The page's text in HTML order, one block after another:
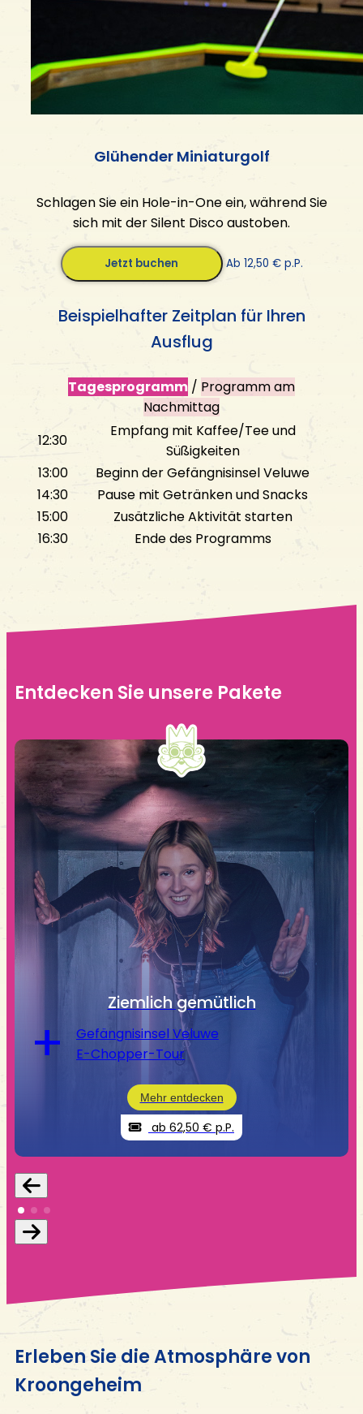
Glühender Miniaturgolf
Schlagen Sie ein Hole-in-One ein, während Sie
sich mit der Silent Disco austoben.
Jetzt buchen Ab 12,50 € p.P.
Beispielhafter Zeitplan für Ihren
Ausflug
Tagesprogramm / Programm am
Nachmittag
12:30
Empfang mit Kaffee/Tee und
Süßigkeiten
13:00
Beginn der Gefängnisinsel Veluwe
14:30
Pause mit Getränken und Snacks
15:00
Zusätzliche Aktivität starten
16:30
Ende des Programms
Entdecken Sie unsere Pakete
Ziemlich gemütlich
+
Gefängnisinsel Veluwe
E-Chopper-Tour
Mehr entdecken
ab 62,50 € p.P.
Erleben Sie die Atmosphäre von
Kroongeheim